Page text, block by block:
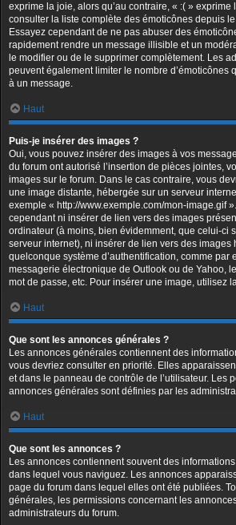
exprime la joie, alors qu’au contraire, « :( » exprime
consulter la liste complète des émoticônes depuis
Essayez cependant de ne pas abuser des
rapidement rendre un message illisible et un
le modifier ou de le supprimer complètement. Les
peuvent également limiter le nombre d’émoticônes
à un message.
Haut
Puis-je insérer des images ?
Oui, vous pouvez insérer des images à vos
du forum ont autorisé l’insertion de pièces jointes,
images sur le forum. Dans le cas contraire, vous
une image distante, hébergée sur un serveur
exemple « http://www.exemple.com/mon-image.gif
cependant ni insérer de lien vers des images
ordinateur (à moins, bien évidemment, que celui-ci
serveur internet), ni insérer de lien vers des images
quelconque système d’authentification, comme par
messagerie électronique de Outlook ou de Yahoo,
mot de passe, etc. Pour insérer une image, utilisez
Haut
Que sont les annonces générales ?
Les annonces générales contiennent des
vous devriez consulter en priorité. Elles
et dans le panneau de contrôle de l’utilisateur. Les
annonces générales sont définies par les
Haut
Que sont les annonces ?
Les annonces contiennent souvent des
dans lequel vous naviguez. Les annonces
page du forum dans lequel elles ont été publiées.
générales, les permissions concernant les
administrateurs du forum.